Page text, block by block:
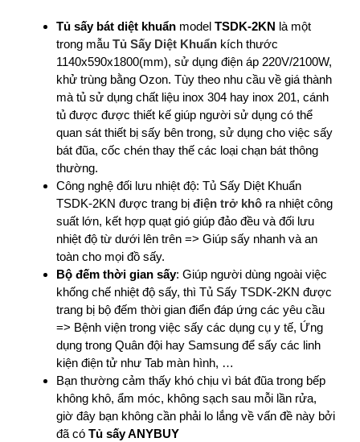
Tủ sấy bát diệt khuẩn model TSDK-2KN là một
trong mẫu Tủ Sấy Diệt Khuẩn kích thước
1140x590x1800(mm), sử dụng điện áp 220V/2100W,
khử trùng bằng Ozon. Tùy theo nhu cầu về giá thành
mà tủ sử dụng chất liệu inox 304 hay inox 201, cánh
tủ được được thiết kế giúp người sử dụng có thể
quan sát thiết bị sấy bên trong, sử dụng cho việc sấy
bát đũa, cốc chén thay thế các loại chạn bát thông
thường.
Công nghệ đối lưu nhiệt độ: Tủ Sấy Diệt Khuẩn
TSDK-2KN được trang bị điện trở khô ra nhiệt công
suất lớn, kết hợp quạt gió giúp đảo đều và đối lưu
nhiệt độ từ dưới lên trên => Giúp sấy nhanh và an
toàn cho mọi đồ sấy.
Bộ đếm thời gian sấy: Giúp người dùng ngoài việc
khống chế nhiệt độ sấy, thì Tủ Sấy TSDK-2KN được
trang bị bộ đếm thời gian điển đáp ứng các yêu cầu
=> Bệnh viện trong việc sấy các dụng cụ y tế, Ứng
dụng trong Quân đội hay Samsung để sấy các linh
kiện điện tử như Tab màn hình, …
Bạn thường cảm thấy khó chịu vì bát đũa trong bếp
không khô, ẩm móc, không sạch sau mỗi lần rửa,
giờ đây bạn không cần phải lo lắng về vấn đề này bởi
đã có Tủ sấy ANYBUY